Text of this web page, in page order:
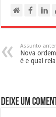
Assunto
Nova
é e qual
Deixe um